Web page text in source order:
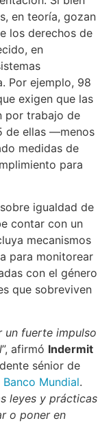
en teoría, gozan
los derechos de
en
Por ejemplo, 98
exigen que las
por trabajo de
de ellas —menos
medidas de
para
igualdad de
contar con un
mecanismos
para monitorear
con el género
que sobreviven
un fuerte impulso
”, afirmó Indermit
sénior de
Banco Mundial.
leyes y prácticas
o poner en